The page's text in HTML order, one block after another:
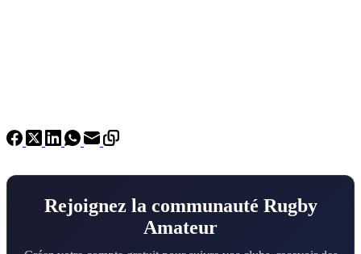
Rejoignez la communauté Rugby
Amateur